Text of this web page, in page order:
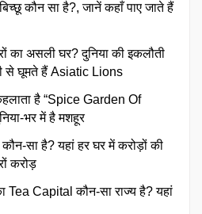
कौन सा है?, जानें कहाँ पाए जाते हैं
का असली घर? दुनिया की इकलौती
से घूमते हैं Asiatic Lions
है “Spice Garden Of
भर में है मशहूर
सा है? यहां हर घर में करोड़ों की
करोड़
Tea Capital कौन-सा राज्य है? यहां